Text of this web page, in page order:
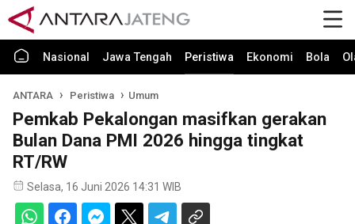
Nasional Jawa Tengah Peristiwa Ekonomi Bola
ANTARA Peristiwa Umum
Pemkab Pekalongan masifkan gerakan
Bulan Dana PMI 2026 hingga tingkat
RT/RW
Selasa, 16 Juni 2026 14:31 WIB